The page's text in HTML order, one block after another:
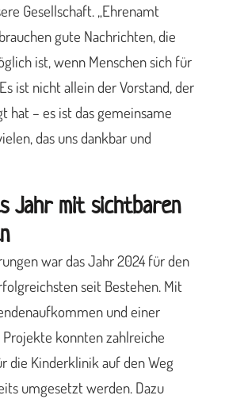
Gesellschaft. „Ehrenamt
gute Nachrichten, die
ist, wenn Menschen sich für
ist nicht allein der Vorstand, der
hat – es ist das gemeinsame
das uns dankbar und
Jahr mit sichtbaren
war das Jahr 2024 für den
seit Bestehen. Mit
und einer
konnten zahlreiche
die Kinderklinik auf den Weg
umgesetzt werden. Dazu